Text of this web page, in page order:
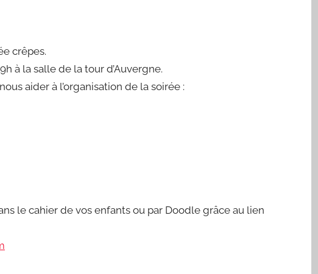
crêpes.
à la salle de la tour d’Auvergne.
aider à l’organisation de la soirée :
le cahier de vos enfants ou par Doodle grâce au lien